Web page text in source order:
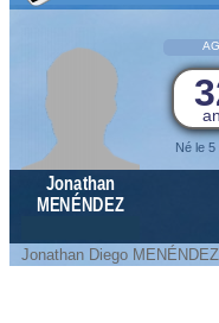
Né le
Jonathan
MENÉNDEZ
Jonathan Diego MENÉNDEZ